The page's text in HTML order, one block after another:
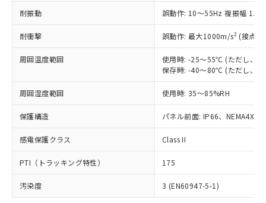
耐振動 誤動作: 10～55Hz 複振幅
耐衝撃 誤動作: 最大1000m/s2 (接点
周囲温度範囲
使用時: -25～55℃ (ただし、氷
保存時: -40～80℃ (ただし、氷
周囲湿度範囲 使用時: 35～85%RH
保護構造 パネル前面: IP66、NEMA4X,
感電保護クラス Class II
PTI（トラッキング特性） 175
汚染度 3 (EN60947-5-1)
正式な納期状況および標準価格はお客
様のお取引先、またはお客様担当のオ
ムロン制御機器販売店・当社販売員に
オムロン制御機器販売店や当社販売拠
販売ネットワーク
」をご確認
在庫状況および標準価格結果を当社の
示しないようお願いします。
マイパーツ機能（部品リスト作成サー
ビス）をご利用いただくには、I-Web
メンバーズにご登録されている必要が
お客様が当ウェブサイト上で当社にご
登録された部品リストについて、当社
ルベンジル（BBP） 1000ppm以下、フタル酸ジブチル
（DBP） 1000ppm以下、フタル酸ジイソブチル
但し、RoHS指令で産業用監視および制御機器に対する
フタル酸エステル類の４物質については閾値を超える意
図的な使用がないことを確認しています。
部品在庫の切り替え状況などにより、予定
月が前後することがあります。
※3 非含有証明書ダウンロード
DBP(フタル酸ジブチル) : 1000ppm、 DIBP(フタル酸ジ
イソブチル) : 1000ppm、 BBP(フタル酸ブチルベンジ
「ｅ」：有害物質（10物質）のすべてが基
準値以下であることを示します。
「10」：通常の使用状況下において有害物
質が外部に漏えいし、環境に深刻な影響を
及ぼさない年数を意味します。
「－」：未確認です。当社販売部門へお問
全に破砕するなど、違法に輸出されな
いよう必要な手段を講じます。
当社は貴社製品を、核兵器、ミサイ
ル、化学兵器、生物兵器またはその他
武器並びにこれらの製造装置等に一切
当社は、貴社製品を第三者に販売する
場合は、上記1、2および3の内容を当
該第三者に通知します。また当社は、
販売先および販売に係わる関係者が違
法に輸出するおそれがある場合は、取
－
在庫なし(最新の在庫状況につ
いては、お客様のお取引先、ま
たはお客様担当のオムロン制御
機器販売店・当社販売員にご確
空
受注生産機種、また在庫状況の
情報を公開していない機種